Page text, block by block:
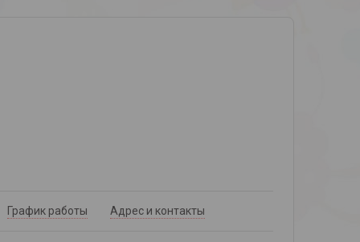
График работы Адрес и контакты